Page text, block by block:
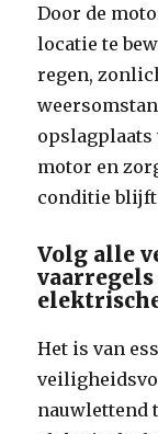
Door de
locatie te
regen,
opslagplaats
motor en
conditie blijft
Volg alle
Het is van
nauwlettend